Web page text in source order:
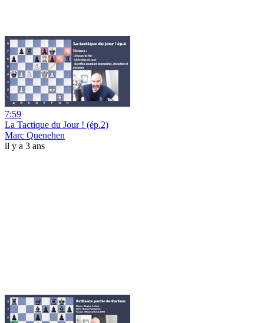
7:59
La Tactique du Jour ! (ép.2)
Marc Quenehen
il y a 3 ans